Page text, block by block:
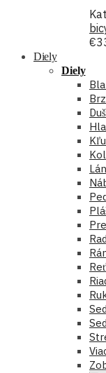
€
Diely
Diely